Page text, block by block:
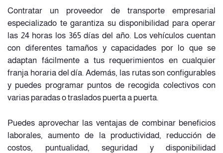
Contratar un proveedor de transporte empresarial
especializado te garantiza su disponibilidad para operar
las 24 horas los 365 días del año. Los vehículos cuentan
con diferentes tamaños y capacidades por lo que se
adaptan fácilmente a tus requerimientos en cualquier
franja horaria del día. Además, las rutas son configurables
y puedes programar puntos de recogida colectivos con
varias paradas o traslados puerta a puerta.
Puedes aprovechar las ventajas de combinar beneficios
laborales, aumento de la productividad, reducción de
costos, puntualidad, seguridad y disponibilidad